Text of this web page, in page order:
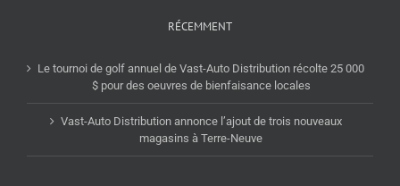
RÉCEMMENT
Le tournoi de golf annuel de Vast-Auto Distribution récolte 25 000
$ pour des oeuvres de bienfaisance locales
Vast-Auto Distribution annonce l’ajout de trois nouveaux
magasins à Terre-Neuve